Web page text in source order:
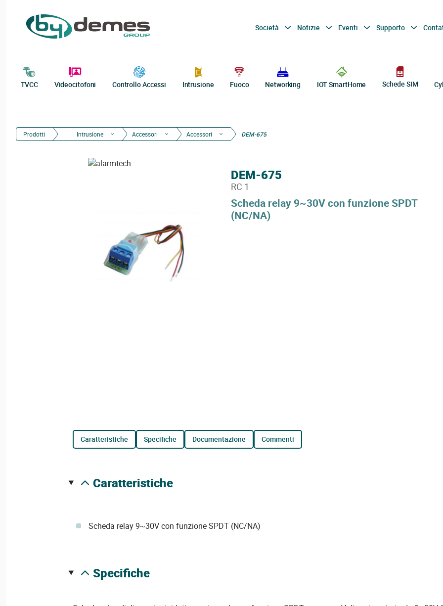
Società Notizie Eventi Supporto
TVCC Videocitofoni Controllo Accessi Intrusione Fuoco Networking IOT SmartHome Schede SIM
Prodotti Intrusione Accessori Accessori DEM-675
Scheda relay 9~30V con funzione SPDT
(NC/NA)
DEM-675
RC 1
caratteristiche specifiche documentazione commenti
caratteristiche
Scheda relay 9~30V con funzione SPDT (NC/NA)
specifiche